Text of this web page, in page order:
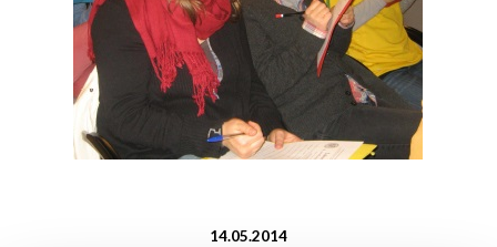
14.05.2014